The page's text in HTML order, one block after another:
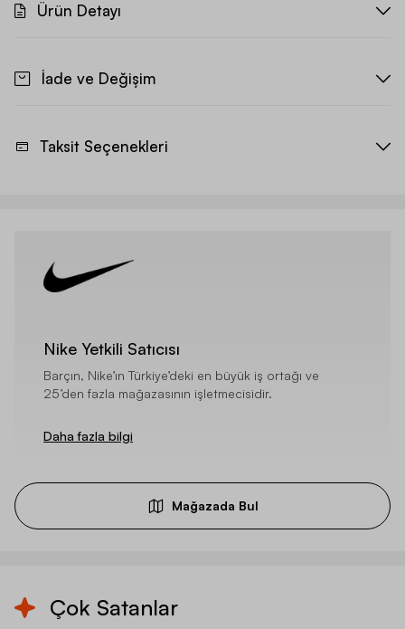
Ürün Detayı
İade ve Değişim
Taksit Seçenekleri
Nike Yetkili Satıcısı
Barçın, Nike’ın Türkiye’deki en büyük iş ortağı ve
25’den fazla mağazasının işletmecisidir.
Daha fazla bilgi
Mağazada Bul
Çok Satanlar